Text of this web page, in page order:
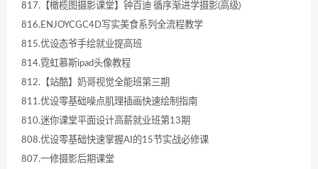
817.【橄榄图摄影课堂】钟百迪 循序渐进学摄影(高级)
816.ENJOYCGC4D写实美食系列全流程教学
815.优设态爷手绘就业提高班
814.霓虹慕斯ipad头像教程
812.【站酷】奶哥视觉全能班第三期
811.优设零基础噪点肌理插画快速绘制指南
810.迷你课堂平面设计高薪就业班第13期
808.优设零基础快速掌握AI的15节实战必修课
807.一修摄影后期课堂